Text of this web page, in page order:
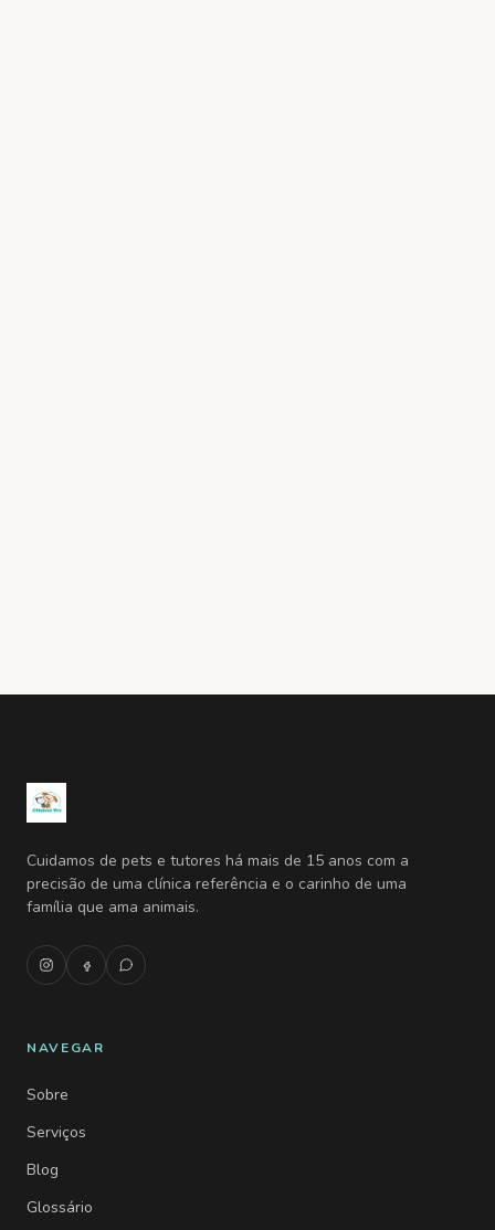
Cuidamos de pets e tutores há mais de 15 anos com a
precisão de uma clínica referência e o carinho de uma
família que ama animais.
NAVEGAR
Sobre
Serviços
Blog
Glossário